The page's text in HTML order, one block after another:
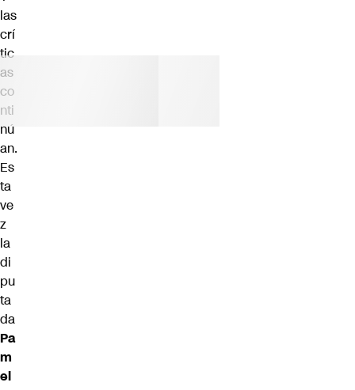
las
crí
tic
as
co
nti
nú
an.
Es
ta
ve
z
la
di
pu
ta
da
Pa
m
el